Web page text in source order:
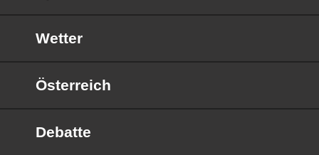
Wetter
Österreich
Debatte